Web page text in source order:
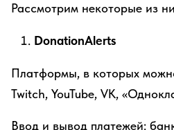
Рассмотрим некоторые из
DonationAlerts
Платформы, в которых
Twitch, YouTube, VK,
Ввод и вывод платежей: